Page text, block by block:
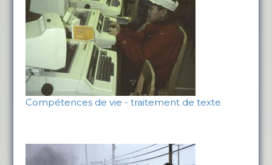
Compétences de vie - traitement de texte